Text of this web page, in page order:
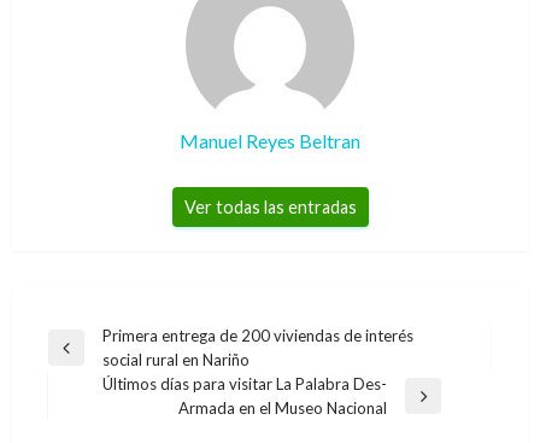
Manuel Reyes Beltran
Ver todas las entradas
Navegación
Entrada
anterior
Primera entrega de 200 viviendas de interés
social rural en Nariño
Últimos días para visitar La Palabra Des-
Armada en el Museo Nacional